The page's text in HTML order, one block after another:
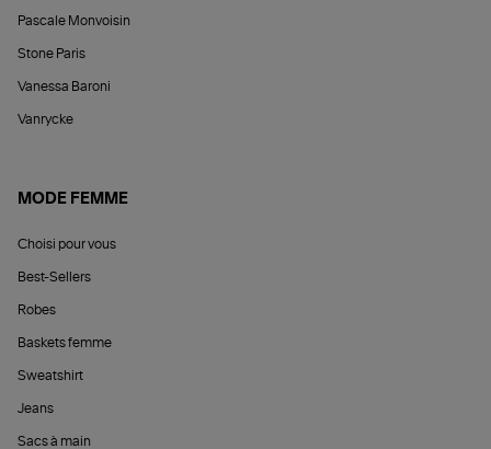
Pascale Monvoisin
Stone Paris
Vanessa Baroni
Vanrycke
MODE FEMME
Choisi pour vous
Best-Sellers
Robes
Baskets femme
Sweatshirt
Jeans
Sacs à main